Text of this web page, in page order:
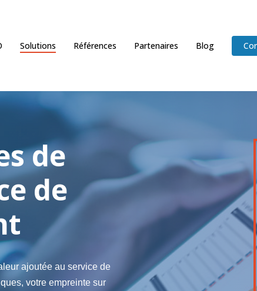
Solutions Références Partenaires Blog
de
de
ajoutée au service de
votre empreinte sur